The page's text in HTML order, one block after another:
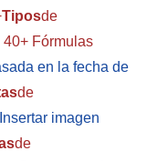
Tiposde
40+ Fórmulas
en la fecha de
de
Insertar imagen
de